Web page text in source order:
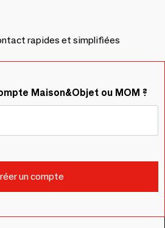
rapides et simplifiées
Maison&Objet ou MOM ?